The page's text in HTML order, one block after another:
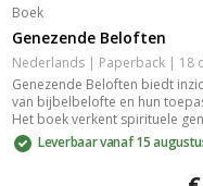
Boek
Genezende Beloften
Genezende Beloften biedt
van bijbelbelofte en hun
Het boek verkent spirituele
door middel van geloof en
woorden. Zo geef je een
Leverbaar vanaf 15